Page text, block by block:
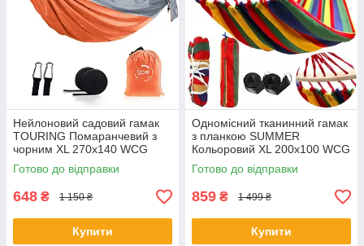
Нейлоновий садовий гамак
TOURING Помаранчевий з
чорним XL 270х140 WCG
Shopik
Готово до відправки
648 ₴ 1 150 ₴
Купити
Одномісний тканинний гамак
з планкою SUMMER
Кольоровий XL 200х100 WCG
Shopik
Готово до відправки
859 ₴ 1 499 ₴
Купити